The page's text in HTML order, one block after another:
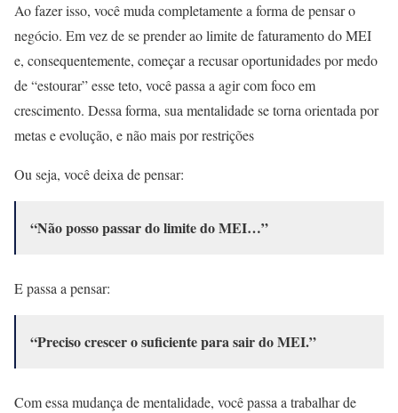
Ao fazer isso, você muda completamente a forma de pensar o
negócio. Em vez de se prender ao limite de faturamento do MEI
e, consequentemente, começar a recusar oportunidades por medo
de “estourar” esse teto, você passa a agir com foco em
crescimento. Dessa forma, sua mentalidade se torna orientada por
metas e evolução, e não mais por restrições
Ou seja, você deixa de pensar:
“Não posso passar do limite do MEI…”
E passa a pensar:
“Preciso crescer o suficiente para sair do MEI.”
Com essa mudança de mentalidade, você passa a trabalhar de